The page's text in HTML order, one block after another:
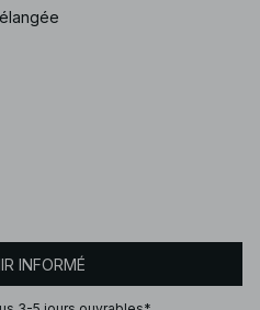
INFORMÉ